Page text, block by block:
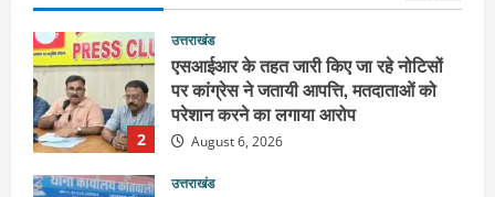
3
उत्तराखंड
महंत यति रामस्वरूप आनंद गिरि को लेकर पूरे
दिन चला हाई वोल्टेज ड्रामा, चौकी से अपने
साथ ले गए यति नरसिंहानंद गिरी
August 5, 2026
उत्तराखंड